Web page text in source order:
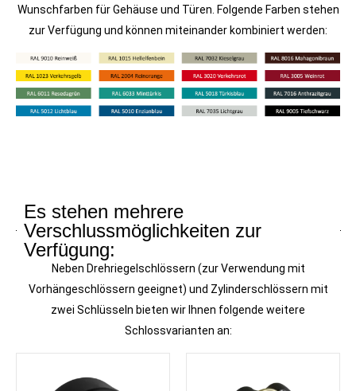
Wunschfarben für Gehäuse und Türen. Folgende Farben stehen
zur Verfügung und können miteinander kombiniert werden:
Es stehen mehrere
Verschlussmöglichkeiten zur
Verfügung:
Neben Drehriegelschlössern (zur Verwendung mit
Vorhängeschlössern geeignet) und Zylinderschlössern mit
zwei Schlüsseln bieten wir Ihnen folgende weitere
Schlossvarianten an: